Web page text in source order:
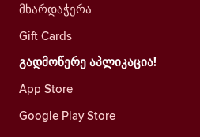
მხარდაჭერა
Gift Cards
გადმოწერე აპლიკაცია!
App Store
Google Play Store